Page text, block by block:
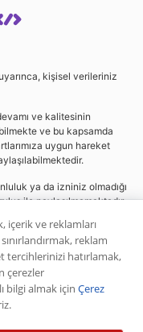
kişisel verileriniz
ve kalitesinin
ve bu kapsamda
uygun hareket
ya da izniniz olmadığı
ile paylaşılmamaktadır.
yatırım danışmanlığı
olup, özel olarak sizin mali
hazırlanmamıştır. Bu
yatırım kararı verilmesi
tüm yorumlar
içerik ve reklamları
reklam
tercihlerinizi hatırlamak,
çerezler
bilgi almak için Çerez